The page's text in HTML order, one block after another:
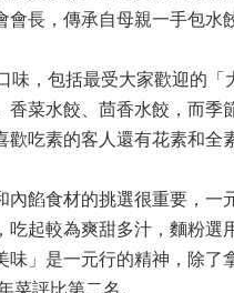
長，傳承自母親一手包水
味，包括最受大家歡迎的
香菜水餃、茴香水餃，而
吃素的客人還有花素和全
內餡食材的挑選很重要，
起較為爽甜多汁，麵粉選
味」是一元行的精神，除
菜評比第二名。